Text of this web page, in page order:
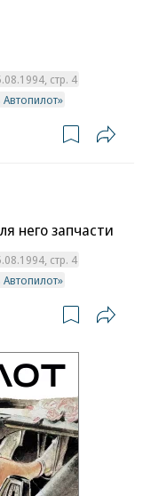
стр. 4
него запчасти
стр. 4